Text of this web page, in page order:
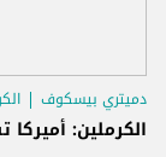
دميتري بيسكوف
الكرملين: